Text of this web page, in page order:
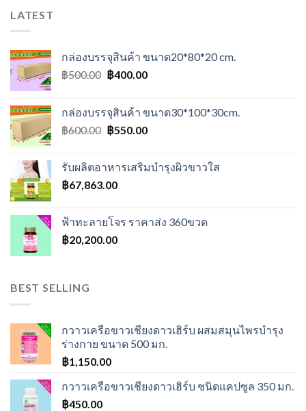
LATEST
กล่องบรรจุสินค้า ขนาด20*80*20 cm.
฿500.00 Original
฿500.00.
฿400.00Current
฿400.00.
กล่องบรรจุสินค้า ขนาด30*100*30cm.
฿600.00 Original
฿600.00.
฿550.00Current
฿550.00.
รับผลิตอาหารเสริมบำรุงผิวขาวใส
฿67,863.00
ฟ้าทะลายโจร ราคาส่ง 360ขวด
฿20,200.00
BEST SELLING
กวาวเครือขาวเชียงดาวเฮิร์บ ผสมสมุนไพรบำรุง
ร่างกาย ขนาด 500 มก.
฿1,150.00
กวาวเครือขาวเชียงดาวเฮิร์บ ชนิดเเคปซูล 350 มก.
฿450.00